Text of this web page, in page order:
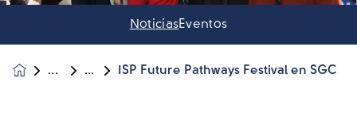
NoticiasEventos
ISP Future Pathways Festival en SGC